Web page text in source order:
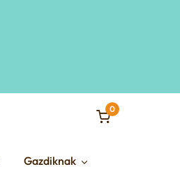
0
Gazdiknak